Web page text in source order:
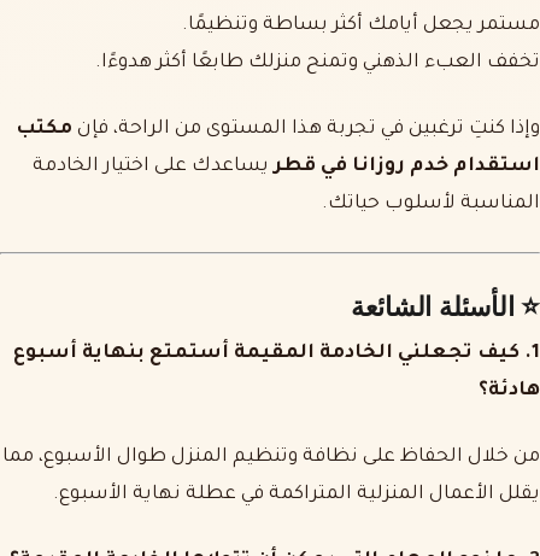
مستمر يجعل أيامك أكثر بساطة وتنظيمًا.
تخفف العبء الذهني وتمنح منزلك طابعًا أكثر هدوءًا.
وإذا كنتِ ترغبين في تجربة هذا المستوى من الراحة، فإن مكتب
استقدام خدم روزانا في قطريساعدك على اختيار الخادمة
المناسبة لأسلوب حياتك.
⭐ الأسئلة الشائعة
1. كيف تجعلني الخادمة المقيمة أستمتع بنهاية أسبوع
هادئة؟
من خلال الحفاظ على نظافة وتنظيم المنزل طوال الأسبوع، مما
يقلل الأعمال المنزلية المتراكمة في عطلة نهاية الأسبوع.